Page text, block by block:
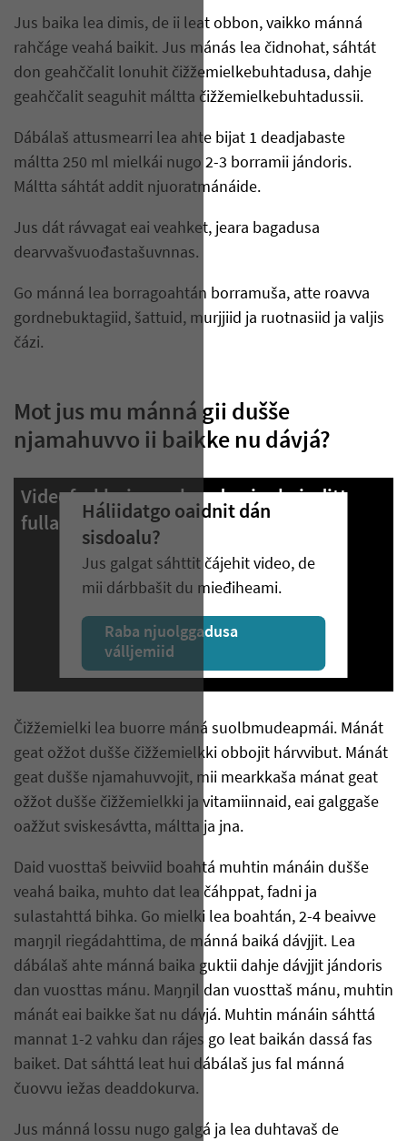
Jus baika lea dimis, de ii leat obbon, vaikko mánná
rahčáge veahá baikit. Jus mánás lea čidnohat, sáhtát
don geahččalit lonuhit čižžemielkebuhtadusa, dahje
geahččalit seaguhit máltta čižžemielkebuhtadussii.
Dábálaš attusmearri lea ahte bijat 1 deadjabaste
máltta 250 ml mielkái nugo 2-3 borramii jándoris.
Máltta sáhtát addit njuoratmánáide.
Jus dát rávvagat eai veahket, jeara bagadusa
dearvvašvuođastašuvnnas.
Go mánná lea borragoahtán borramuša, atte roavva
gordnebuktagiid, šattuid, murjjiid ja ruotnasiid ja valjis
čázi.
Mot jus mu mánná gii dušše
njamahuvvo ii baikke nu dávjá?
Videoforklaring av hva du gjør hvis ditt
fullammede barn bæsjer sjeldent
Háliidatgo oaidnit dán
sisdoalu?
Jus galgat sáhttit čájehit video, de
mii dárbbašit du mieđiheami.
Raba njuolggadusa
válljemiid
Čižžemielki lea buorre máná suolbmudeapmái. Mánát
geat ožžot dušše čižžemielkki obbojit hárvvibut. Mánát
geat dušše njamahuvvojit, mii mearkkaša mánat geat
ožžot dušše čižžemielkki ja vitamiinnaid, eai galggaše
oažžut sviskesávtta, máltta ja jna.
Daid vuosttaš beivviid boahtá muhtin mánáin dušše
veahá baika, muhto dat lea čáhppat, fadni ja
sulastahttá bihka. Go mielki lea boahtán, 2-4 beaivve
maŋŋil riegádahttima, de mánná baiká dávjjit. Lea
dábálaš ahte mánná baika guktii dahje dávjjit jándoris
dan vuosttas mánu. Maŋŋil dan vuosttaš mánu, muhtin
mánát eai baikke šat nu dávjá. Muhtin mánáin sáhttá
mannat 1-2 vahku dan rájes go leat baikán dassá fas
baiket. Dat sáhttá leat hui dábálaš jus fal mánná
čuovvu iežas deaddokurva.
Jus mánná lossu nugo galgá ja lea duhtavaš de